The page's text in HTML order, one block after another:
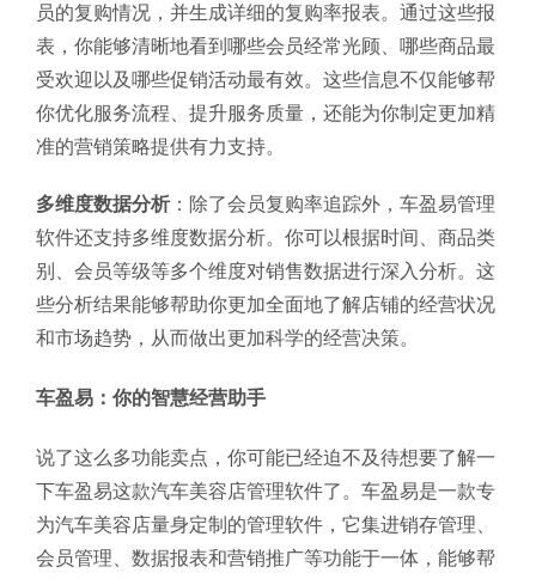
员的复购情况，并生成详细的复购率报表。通过这些报
表，你能够清晰地看到哪些会员经常光顾、哪些商品最
受欢迎以及哪些促销活动最有效。这些信息不仅能够帮
你优化服务流程、提升服务质量，还能为你制定更加精
准的营销策略提供有力支持。
多维度数据分析 ：除了会员复购率追踪外，车盈易管理
软件还支持多维度数据分析。你可以根据时间、商品类
别、会员等级等多个维度对销售数据进行深入分析。这
些分析结果能够帮助你更加全面地了解店铺的经营状况
和市场趋势，从而做出更加科学的经营决策。
车盈易：你的智慧经营助手
说了这么多功能卖点，你可能已经迫不及待想要了解一
下车盈易这款汽车美容店管理软件了。车盈易是一款专
为汽车美容店量身定制的管理软件，它集进销存管理、
会员管理、数据报表和营销推广等功能于一体，能够帮